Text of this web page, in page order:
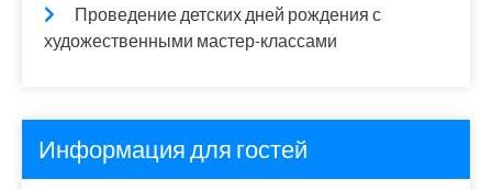
Проведение детских дней рождения с
художественными мастер-классами
Информация для гостей